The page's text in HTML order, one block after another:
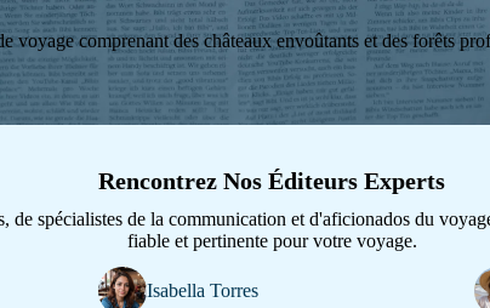
Croatie Chypre
Équateur Égypte
Explore Toutes les
voyage comprenant des châteaux envoûtants et des forêts
Rencontrez Nos Éditeurs Experts
de spécialistes de la communication et d'aficionados du
fiable et pertinente pour votre voyage.
Isabella Torres